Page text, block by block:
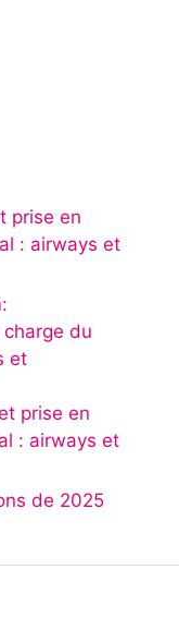
prise en
: airways et
du
et
prise en
: airways et
de 2025